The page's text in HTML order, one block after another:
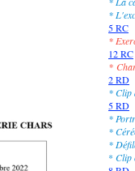
*
5 RC
*
12 RC
*
2 RD
* Clip
5 RD
*
*
*
* Clip